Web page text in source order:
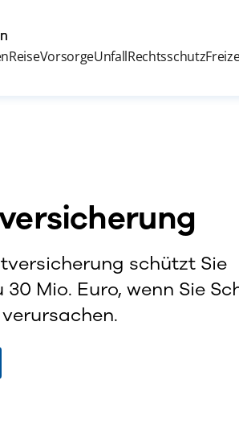
ReiseVorsorgeUnfallRechtsschutz
schützt Sie
Mio. Euro, wenn Sie